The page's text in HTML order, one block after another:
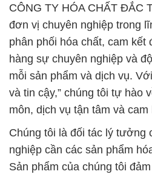
CÔNG TY HÓA CHẤT ĐẮC
đơn vị chuyên nghiệp trong
phân phối hóa chất, cam kết
hàng sự chuyên nghiệp và
mỗi sản phẩm và dịch vụ.
và tin cậy,” chúng tôi tự hào
môn, dịch vụ tận tâm và
Chúng tôi là đối tác lý tưởng
nghiệp cần các sản phẩm
Sản phẩm của chúng tôi